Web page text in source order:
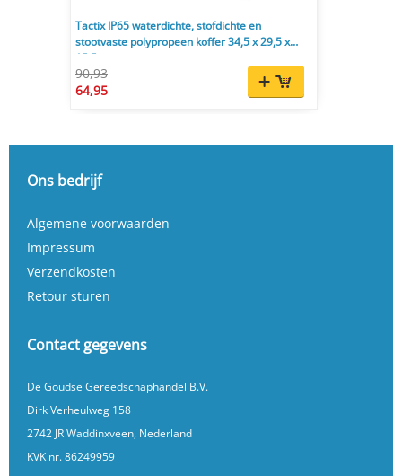
Tactix IP65 waterdichte, stofdichte en
stootvaste polypropeen koffer 34,5 x 29,5 x
15,5 cm
90,93
64,95
Ons bedrijf
Algemene voorwaarden
Impressum
Verzendkosten
Retour sturen
Contact gegevens
De Goudse Gereedschaphandel B.V.
Dirk Verheulweg 158
2742 JR Waddinxveen, Nederland
KVK nr. 86249959